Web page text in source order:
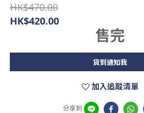
HK$470.00
HK$420.00
售完
貨到通知我
加入追蹤清單
分享到